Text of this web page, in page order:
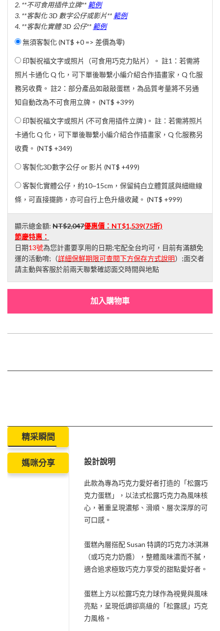
2. **不可食用插件立牌** 範例
3. **客製化 3D 數字公仔或影片** 範例
4. **客製化實體 3D 公仔** 範例
無須客製化 (NT$ +0 => 差價為零)
印製祝福文字或照片（可食用巧克力貼片）。 註1：若需將
照片卡通化 Q 化，可下單後聯繫小編介紹合作插畫家，Q 化服
務另收費。 註2：部分產品如敲敲蛋糕，為品質考量將不另通
知自動改為不可食用立牌。 (NT$ +399)
印製祝福文字或照片 (不可食用插件立牌 )。 註：若需將照片
卡通化 Q 化，可下單後聯繫小編介紹合作插畫家，Q 化服務另
收費。 (NT$ +349)
客製化3D數字公仔 or 影片 (NT$ +499)
客製化實體公仔，約10~15cm，保留純白立體質感與細緻線
條，可直接擺飾，亦可自行上色升級收藏。 (NT$ +999)
顯示總金額: NT$2,047優惠價： NT$1,539(75折)
節慶特惠：
日期13號為您計畫要享用的日期;宅配全台均可，目前有滿額免
運的活動唷;（詳細保鮮期限可查閱下方保存方式說明）;面交者
請主動與客服於前兩天聯繫確認面交時間與地點
加入購物車
精采瞬間
媽咪分享 設計說明
此款為專為巧克力愛好者打造的「松露巧
克力蛋糕」，以法式松露巧克力為風味核
心，著重呈現濃郁、滑順、層次深厚的可
可口感。
蛋糕內層搭配 Susan 特調的巧克力冰淇淋
（或巧克力奶醬），整體風味濃而不膩，
適合追求極致巧克力享受的甜點愛好者。
蛋糕上方以松露巧克力球作為視覺與風味
亮點，呈現低調卻高級的「松露感」巧克
力風格。